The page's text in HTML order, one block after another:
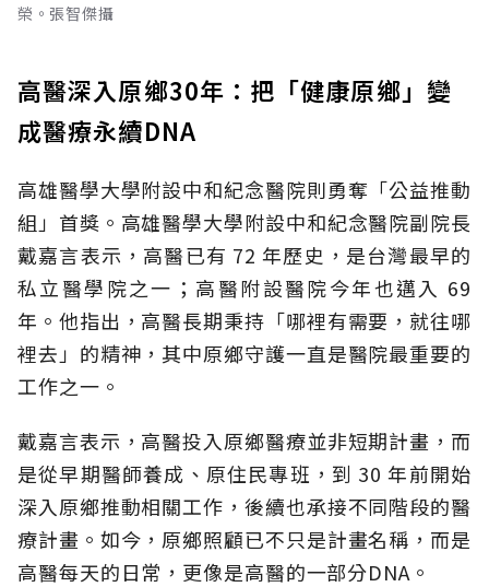
榮。張智傑攝
高醫深入原鄉30年：把「健康原鄉」變
成醫療永續DNA
高雄醫學大學附設中和紀念醫院則勇奪「公益推動
組」首獎。高雄醫學大學附設中和紀念醫院副院長
戴嘉言表示，高醫已有 72 年歷史，是台灣最早的
私立醫學院之一；高醫附設醫院今年也邁入 69
年。他指出，高醫長期秉持「哪裡有需要，就往哪
裡去」的精神，其中原鄉守護一直是醫院最重要的
工作之一。
戴嘉言表示，高醫投入原鄉醫療並非短期計畫，而
是從早期醫師養成、原住民專班，到 30 年前開始
深入原鄉推動相關工作，後續也承接不同階段的醫
療計畫。如今，原鄉照顧已不只是計畫名稱，而是
高醫每天的日常，更像是高醫的一部分DNA。